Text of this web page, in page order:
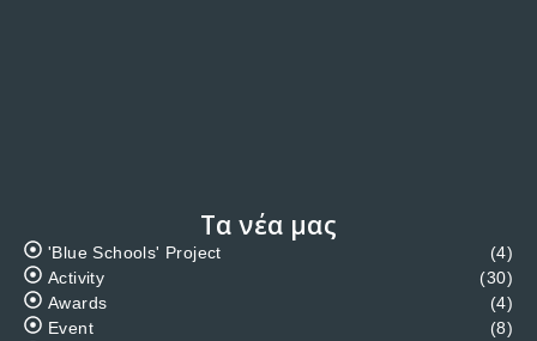
Τα νέα μας
'Blue Schools' Project
(4)
Activity
(30)
Awards
(4)
Event
(8)